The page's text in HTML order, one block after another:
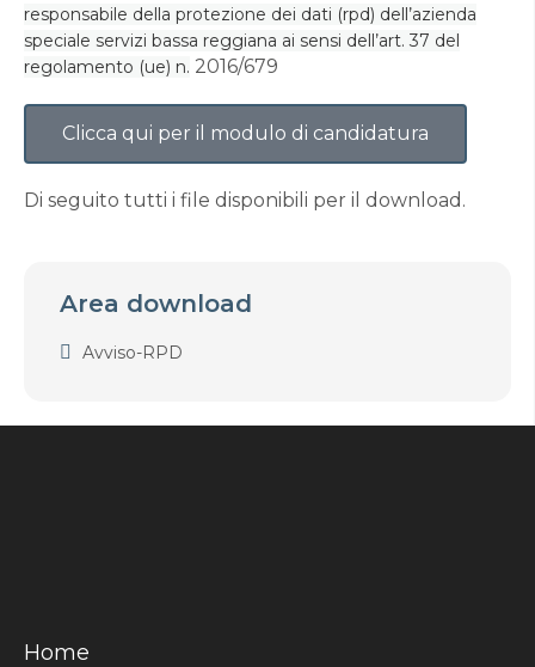
responsabile della protezione dei dati (rpd) dell’azienda
speciale servizi bassa reggiana ai sensi dell’art. 37 del
regolamento (ue) n. 2016/679
Clicca qui per il modulo di candidatura
Di seguito tutti i file disponibili per il download.
Area download
Avviso-RPD
Home